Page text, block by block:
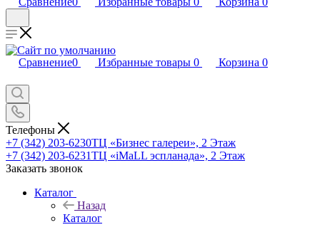
Сравнение0 Избранные товары 0 Корзина 0
Телефоны
+7 (342) 203-6230ТЦ «Бизнес галереи», 2 Этаж
+7 (342) 203-6231ТЦ «iMaLL эспланада», 2 Этаж
Заказать звонок
Каталог
Назад
Каталог